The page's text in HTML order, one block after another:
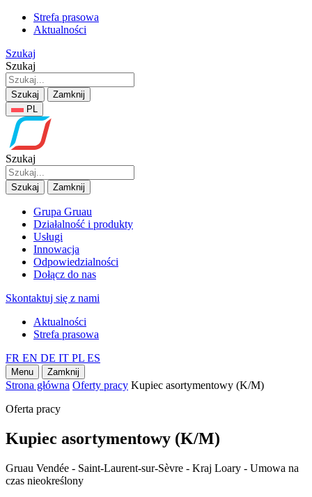
Strefa prasowa
Aktualności
Szukaj
Szukaj
Szukaj
Zamknij
PL
Szukaj
Szukaj Zamknij
Grupa Gruau
Działalność i produkty
Usługi
Innowacja
Odpowiedzialności
Dołącz do nas
Skontaktuj się z nami
Aktualności
Strefa prasowa
FR EN DE IT PL ES
Menu Zamknij
Strona główna Oferty pracy Kupiec asortymentowy (K/M)
Oferta pracy
Kupiec asortymentowy (K/M)
Gruau Vendée - Saint-Laurent-sur-Sèvre - Kraj Loary - Umowa na
czas nieokreślony